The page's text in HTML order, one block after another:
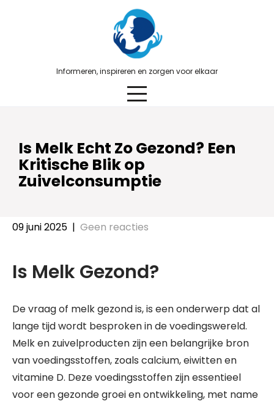
Informeren, inspireren en zorgen voor elkaar
Is Melk Echt Zo Gezond? Een
Kritische Blik op
Zuivelconsumptie
09 juni 2025 | Geen reacties
Is Melk Gezond?
De vraag of melk gezond is, is een onderwerp dat al
lange tijd wordt besproken in de voedingswereld.
Melk en zuivelproducten zijn een belangrijke bron
van voedingsstoffen, zoals calcium, eiwitten en
vitamine D. Deze voedingsstoffen zijn essentieel
voor een gezonde groei en ontwikkeling, met name